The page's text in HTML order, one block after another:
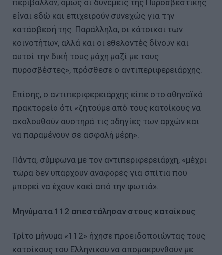
περιβάλλον, όμως οι δυνάμεις της Πυροσβεστικής
είναι εδώ και επιχειρούν συνεχώς για την
κατάσβεσή της. Παράλληλα, οι κάτοικοι των
κοινοτήτων, αλλά και οι εθελοντές δίνουν και
αυτοί την δική τους μάχη μαζί με τους
πυροσβέστες», πρόσθεσε ο αντιπεριφερειάρχης.
Επίσης, ο αντιπεριφερειάρχης είπε στο αθηναϊκό
πρακτορείο ότι «ζητούμε από τους κατοίκους να
ακολουθούν αυστηρά τις οδηγίες των αρχών και
να παραμένουν σε ασφαλή μέρη».
Πάντα, σύμφωνα με τον αντιπεριφερειάρχη, «μέχρι
τώρα δεν υπάρχουν αναφορές για σπίτια που
μπορεί να έχουν καεί από την φωτιά».
Μηνύματα 112 απεστάλησαν στους κατοίκους
Τρίτο μήνυμα «112» ήχησε προειδοποιώντας τους
κατοίκους του Ελληνικού να απομακρυνθούν με